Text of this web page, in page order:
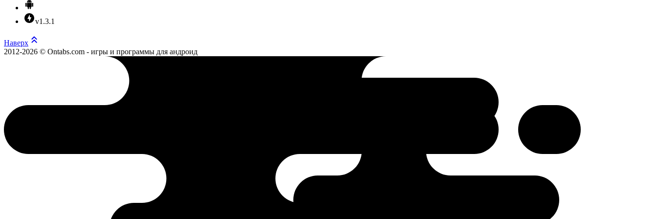
v1.3.1
Наверх
2012-2026 © Ontabs.com - игры и программы для андроид